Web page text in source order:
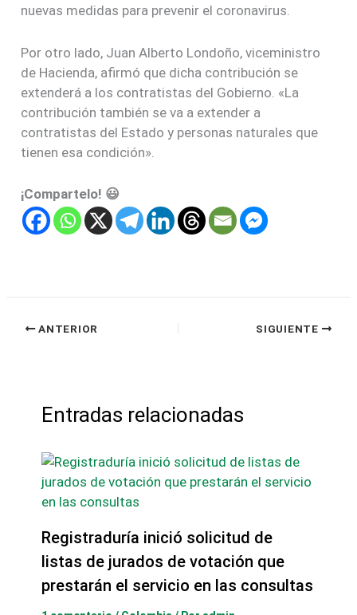
nuevas medidas para prevenir el coronavirus.
Por otro lado, Juan Alberto Londoño, viceministro
de Hacienda, afirmó que dicha contribución se
extenderá a los contratistas del Gobierno. «La
contribución también se va a extender a
contratistas del Estado y personas naturales que
tienen esa condición».
¡Compartelo! 😃
ANTERIOR SIGUIENTE
Entradas relacionadas
Registraduría inició solicitud de
listas de jurados de votación que
prestarán el servicio en las consultas